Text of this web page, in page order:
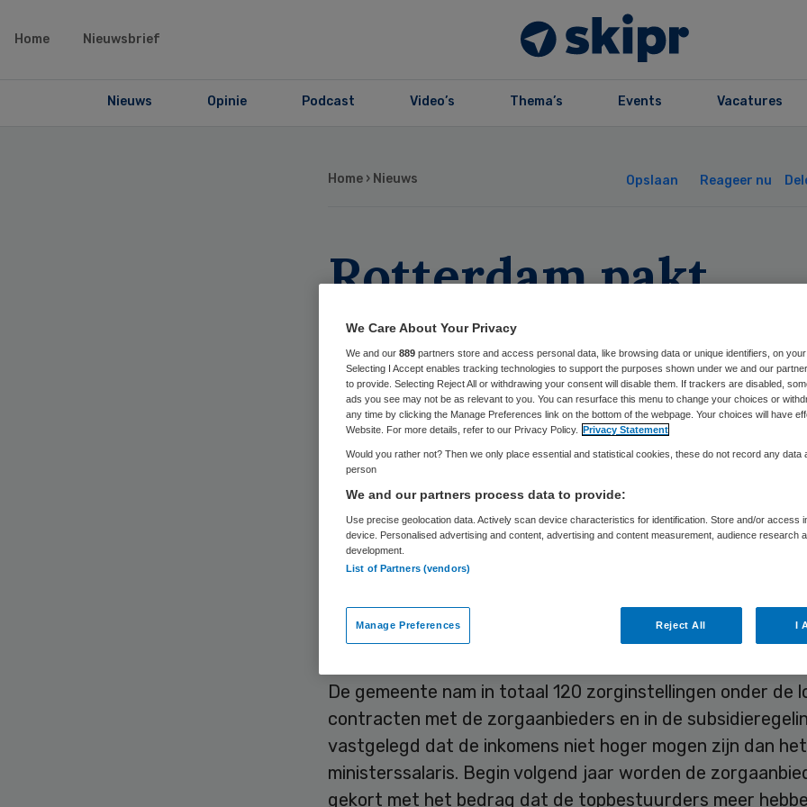
Home Nieuwsbrief
Nieuws Opinie Podcast Video’s Thema’s Events Vacatures
Home › Nieuws Opslaan Reageer nu
Rotterdam pakt
inkomens
zorgbestuurders
Skipr Redactie 8 oktober 2015,12:33 27 keer gelezen
De gemeente Rotterdam gaat ongeoorloofde
zorginstellingen in de regio aanpakken. Rotterdam telt 39
minister (178.000 euro). Dat blijkt uit een donderdag
lijst van topinkomens bij zorgaanbieders.
De gemeente nam in totaal 120 zorginstellingen onder de
contracten met de zorgaanbieders en in de
vastgelegd dat de inkomens niet hoger mogen zijn dan het
ministerssalaris. Begin volgend jaar worden de
gekort met het bedrag dat de topbestuurders meer
We Care About Your Privacy
We and our 889 partners store and access personal data, like browsing data or unique identifiers, on your
Selecting I Accept enables tracking technologies to support the purposes shown under we and our
to provide. Selecting Reject All or withdrawing your consent will disable them. If trackers are disabled,
ads you see may not be as relevant to you. You can resurface this menu to change your choices or
any time by clicking the Manage Preferences link on the bottom of the webpage. Your choices will have
Website. For more details, refer to our Privacy Policy. Privacy Statement
Would you rather not? Then we only place essential and statistical cookies, these do not record any data
person
We and our partners process data to provide:
Use precise geolocation data. Actively scan device characteristics for identification. Store and/or access
device. Personalised advertising and content, advertising and content measurement, audience research
development.
List of Partners (vendors)
Manage Preferences Reject All I